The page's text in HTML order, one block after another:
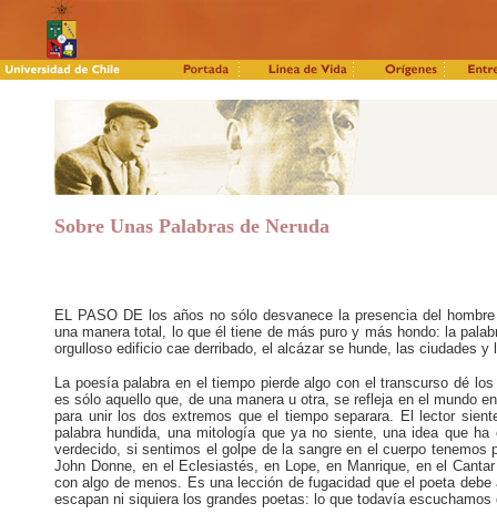
Sobre Unas Palabras de Neruda
EL PASO DE los años no sólo desvanece la presencia del
una manera total, lo que él tiene de más puro y más hondo: la
orgulloso edificio cae derribado, el alcázar se hunde, las ciudades
La poesía palabra en el tiempo pierde algo con el transcurso dé
es sólo aquello que, de una manera u otra, se refleja en el mundo
para unir los dos extremos que el tiempo separara. El lector
palabra hundida, una mitología que ya no siente, una idea que
verdecido, si sentimos el golpe de la sangre en el cuerpo
John Donne, en el Eclesiastés, en Lope, en Manrique, en el
con algo de menos. Es una lección de fugacidad que el poeta
escapan ni siquiera los grandes poetas: lo que todavía